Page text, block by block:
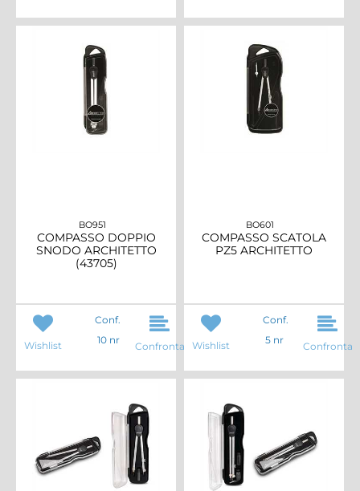
BO951
COMPASSO DOPPIO
SNODO ARCHITETTO
(43705)
Wishlist
Conf.
10 nr
Confronta
BO601
COMPASSO SCATOLA
PZ5 ARCHITETTO
Wishlist
Conf.
5 nr
Confronta